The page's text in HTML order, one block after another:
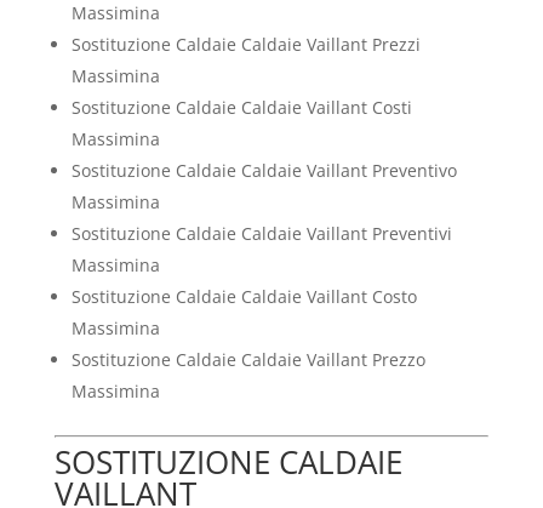
Massimina
Sostituzione Caldaie Caldaie Vaillant Prezzi
Massimina
Sostituzione Caldaie Caldaie Vaillant Costi
Massimina
Sostituzione Caldaie Caldaie Vaillant Preventivo
Massimina
Sostituzione Caldaie Caldaie Vaillant Preventivi
Massimina
Sostituzione Caldaie Caldaie Vaillant Costo
Massimina
Sostituzione Caldaie Caldaie Vaillant Prezzo
Massimina
SOSTITUZIONE CALDAIE
VAILLANT